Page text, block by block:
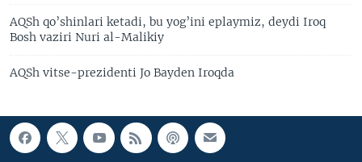
AQSh qo’shinlari ketadi, bu yog’ini eplaymiz, deydi Iroq
Bosh vaziri Nuri al-Malikiy
AQSh vitse-prezidenti Jo Bayden Iroqda